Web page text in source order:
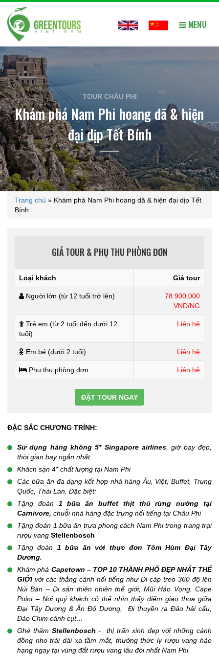
MENU
TOUR CHÂU PHI
Khám phá Nam Phi hoang dã & hiện
đại dịp Tết Bính
Trang chủ » Khám phá Nam Phi hoang dã & hiện đại dịp Tết
Bính
GIÁ TOUR & PHỤ THU PHÒNG ĐƠN
Loại khách Giá tour
Người lớn (từ 12 tuổi trở lên)
78.900.000
VND/NG
Trẻ em (từ 2 tuổi đến dưới 12
tuổi)
Liên hệ
Em bé (dưới 2 tuổi) Liên hệ
Phụ thu phòng đơn Liên hệ
ĐẶT TOUR NGAY
ĐẶC SẮC CHƯƠNG TRÌNH:
Sử dụng hàng không 5* Singapore airlines , giờ bay đẹp,
thời gian bay ngắn nhất.
Khách sạn 4* chất lượng tại Nam Phi
Các bữa ăn đa dạng kết hợp nhà hàng Âu, Việt, Buffet, Trung
Quốc, Thái Lan. Đặc biệt:
Tặng đoàn 1 bữa ăn buffet thịt thú rừng nướng tại
Carnivore, chuỗi nhà hàng đặc trưng nổi tiếng tại Châu Phi
Tặng đoàn 1 bữa ăn trưa phong cách Nam Phi trong trang trại
rượu vang Stellenbosch
Tặng đoàn 1 bữa ăn với thực đơn Tôm Hùm Đại Tây
Dương.
Khám phá Capetown – TOP 10 THÀNH PHỐ ĐẸP NHẤT THẾ
GIỚI với các thắng cảnh nổi tiếng như Đi cáp treo 360 độ lên
Núi Bàn – Di sản thiên nhiên thế giới, Mũi Hảo Vọng, Cape
Point – Nơi quý khách có thể nhìn thấy điểm giao thoa giữa
Đại Tây Dương & Ấn Độ Dương, Đi thuyền ra Đảo hải cẩu,
Đảo Chim cánh cụt…
Ghé thăm Stellenbosch - thị trấn xinh đẹp với những cánh
đồng nho trải dài xa tầm mắt, thưởng thức ly rượu vang hảo
hạng ngay tại vùng đất rượu vang lâu đời nhất Nam Phi.